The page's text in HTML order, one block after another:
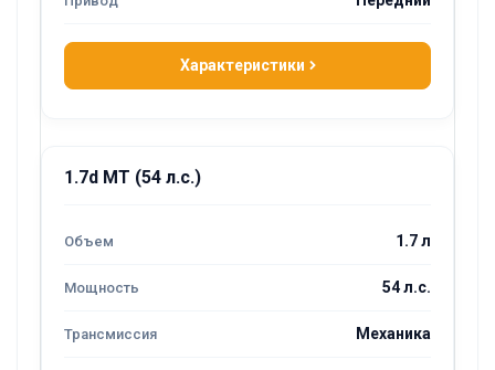
Характеристики
1.7d MT (54 л.с.)
1.7 л
54 л.с.
Механика